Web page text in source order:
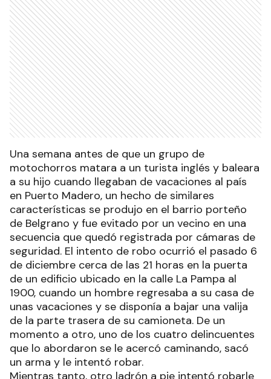
Una semana antes de que un grupo de
motochorros matara a un turista inglés y baleara
a su hijo cuando llegaban de vacaciones al país
en Puerto Madero, un hecho de similares
características se produjo en el barrio porteño
de Belgrano y fue evitado por un vecino en una
secuencia que quedó registrada por cámaras de
seguridad. El intento de robo ocurrió el pasado 6
de diciembre cerca de las 21 horas en la puerta
de un edificio ubicado en la calle La Pampa al
1900, cuando un hombre regresaba a su casa de
unas vacaciones y se disponía a bajar una valija
de la parte trasera de su camioneta. De un
momento a otro, uno de los cuatro delincuentes
que lo abordaron se le acercó caminando, sacó
un arma y le intentó robar.
Mientras tanto, otro ladrón a pie intentó robarle